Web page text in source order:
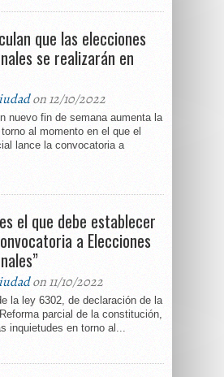
que las elecciones
se realizarán en
on 12/10/2022
nuevo fin de semana aumenta la
al momento en el que el
lance la convocatoria a
el que debe establecer
a Elecciones
on 11/10/2022
la ley 6302, de declaración de la
parcial de la constitución,
inquietudes en torno al...